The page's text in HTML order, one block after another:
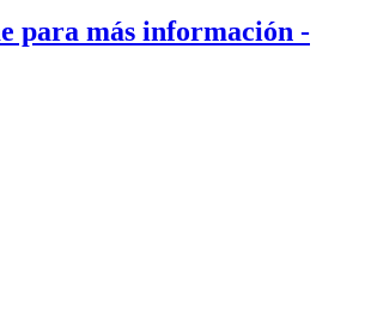
para más información -